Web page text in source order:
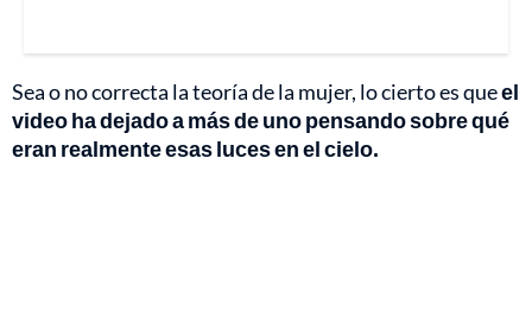
Sea o no correcta la teoría de la mujer, lo cierto es queel
video ha dejado a más de uno pensando sobre qué
eran realmente esas luces en el cielo.